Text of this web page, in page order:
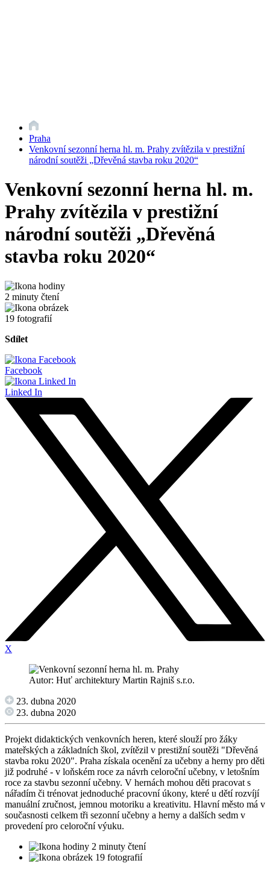
Praha
Venkovní sezonní herna hl. m. Prahy zvítězila v prestižní
národní soutěži „Dřevěná stavba roku 2020“
Venkovní sezonní herna hl. m.
Prahy zvítězila v prestižní
národní soutěži „Dřevěná
stavba roku 2020“
2 minuty čtení
19 fotografií
Sdílet
Facebook
Linked In
X
Autor: Huť architektury Martin Rajniš s.r.o.
23. dubna 2020
23. dubna 2020
Projekt didaktických venkovních heren, které slouží pro žáky
mateřských a základních škol, zvítězil v prestižní soutěži "Dřevěná
stavba roku 2020". Praha získala ocenění za učebny a herny pro děti
již podruhé - v loňském roce za návrh celoroční učebny, v letošním
roce za stavbu sezonní učebny. V hernách mohou děti pracovat s
nářadím či trénovat jednoduché pracovní úkony, které u dětí rozvíjí
manuální zručnost, jemnou motoriku a kreativitu. Hlavní město má v
současnosti celkem tři sezonní učebny a herny a dalších sedm v
provedení pro celoroční výuku.
2 minuty čtení
19 fotografií